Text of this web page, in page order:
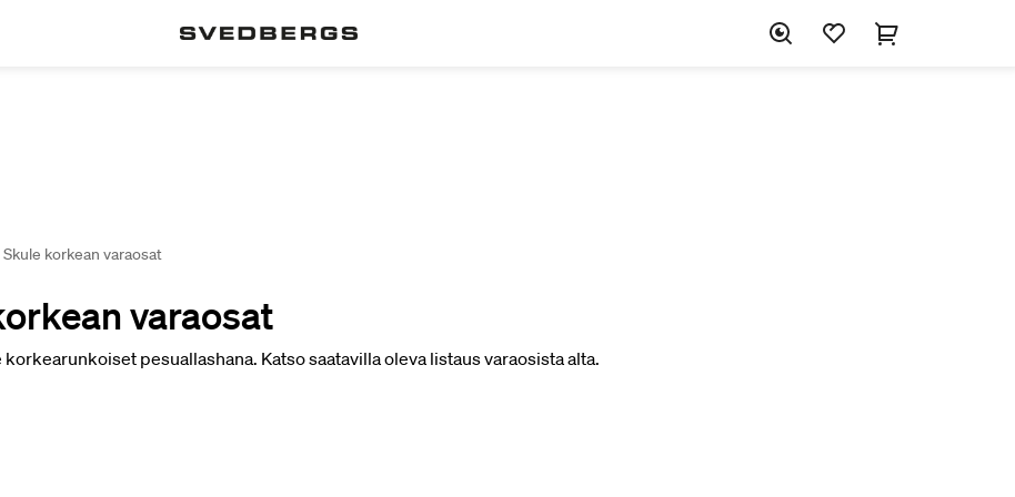
Skule korkean varaosat
varaosat
korkearunkoiset pesuallashana. Katso saatavilla oleva listaus varaosista alta.